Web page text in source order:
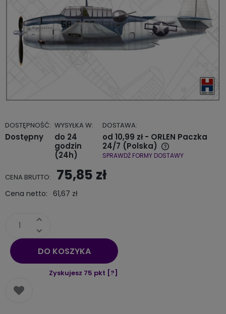
DOSTĘPNOŚĆ:
Dostępny
WYSYŁKA W:
do 24
godzin
(24h)
DOSTAWA:
od 10,99 zł - ORLEN Paczka
24/7 (Polska)
Cena nie zawiera ewentualnych kosztów płatności
SPRAWDŹ FORMY DOSTAWY
CENA BRUTTO: 75,85 zł
Cena netto: 61,67 zł
DO KOSZYKA
Zyskujesz 75 pkt [?]